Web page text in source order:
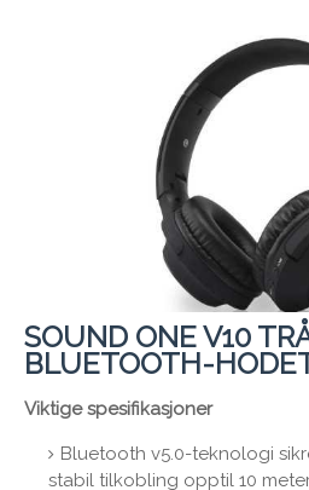
SOUND ONE V10
BLUETOOTH-
Viktige spesifikasjoner
Bluetooth v5.0-teknologi
stabil tilkobling opptil 10